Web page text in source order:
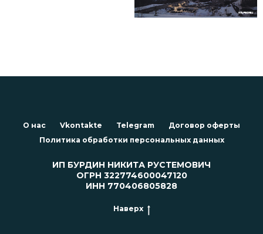
О нас Vkontakte Telegram
Договор оферты
Политика обработки персональных данных
ИП БУРДИН НИКИТА РУСТЕМОВИЧ
ОГРН 322774600047120
ИНН 770406805828
Наверх